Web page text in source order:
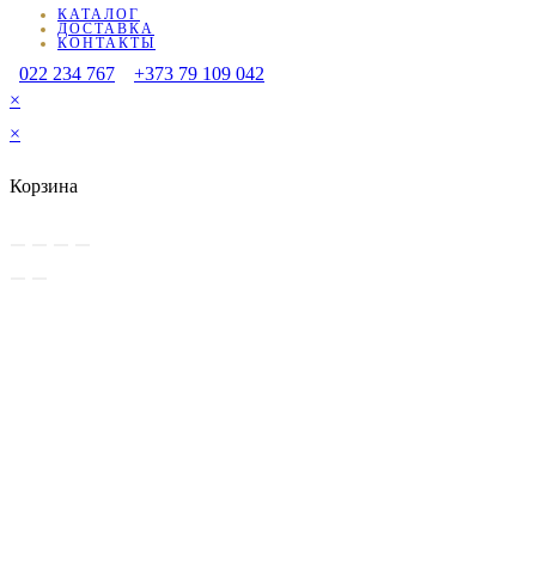
КАТАЛОГ
ДОСТАВКА
КОНТАКТЫ
022 234 767
+373 79 109 042
×
×
Корзина